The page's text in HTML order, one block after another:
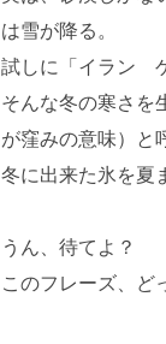
は雪が降る。
試しに「イラン
そんな冬の寒さを
が窪みの意味）と
冬に出来た氷を夏
うん、待てよ？
このフレーズ、ど